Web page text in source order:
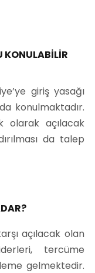
KONULABİLİR
giriş yasağı
konulmaktadır.
olarak açılacak
da talep
açılacak olan
tercüme
gelmektedir.